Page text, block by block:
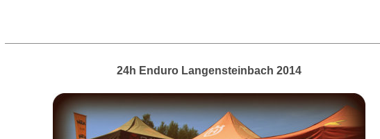
24h Enduro Langensteinbach 2014